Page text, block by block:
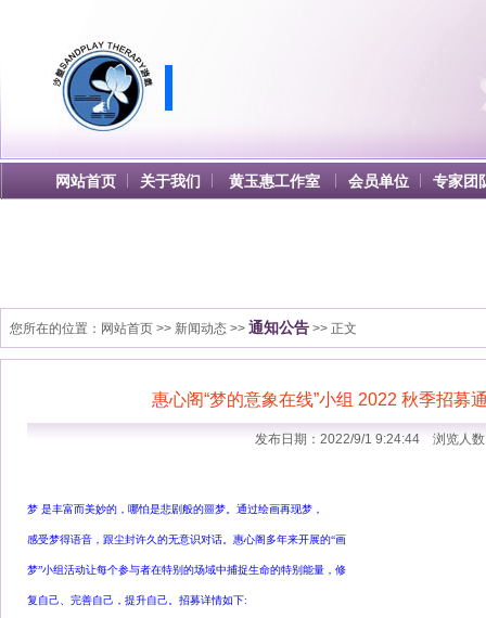
网站首页 关于我们 黄玉惠工作室 会员单位 专家团
您所在的位置： 网站首页 >> 新闻动态 >> 通知公告 >> 正文
惠心阁“梦的意象在线”小组 2022 秋季招募
发布日期：2022/9/1 9:24:44 浏览人
梦 是丰富而美妙的，哪怕是悲剧般的噩梦。通过绘画再现梦，
感受梦得语音，跟尘封许久的无意识对话。惠心阁多年来开展的“画
梦”小组活动让每个参与者在特别的场域中捕捉生命的特别能量，修
复自己、完善自己，提升自己。招募详情如下: